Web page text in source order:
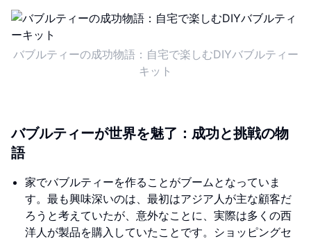
バブルティーの成功物語：自宅で楽しむDIYバブルティー
キット
バブルティーが世界を魅了：成功と挑戦の物
語
家でバブルティーを作ることがブームとなっていま
す。最も興味深いのは、最初はアジア人が主な顧客だ
ろうと考えていたが、意外なことに、実際は多くの西
洋人が製品を購入していたことです。ショッピングセ